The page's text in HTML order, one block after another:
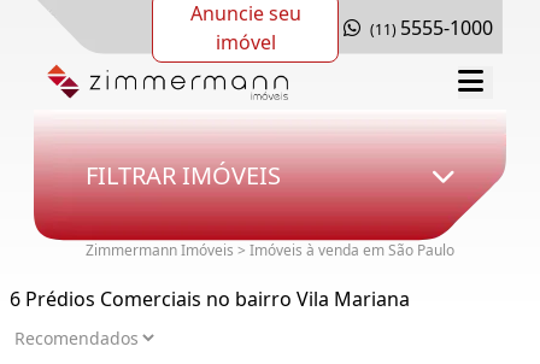
Anuncie seu
imóvel
(11) 5555-1000
FILTRAR IMÓVEIS
Zimmermann Imóveis > Imóveis à venda em São Paulo
6 Prédios Comerciais no bairro Vila Mariana